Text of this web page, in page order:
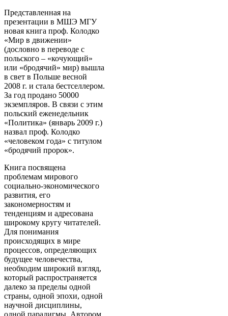
Представленная на
презентации в МШЭ МГУ
новая книга проф. Колодко
«Мир в движении»
(дословно в переводе с
польского – «кочующий»
или «бродячий» мир) вышла
в свет в Польше весной
2008 г. и стала бестселлером.
За год продано 50000
экземпляров. В связи с этим
польский еженедельник
«Политика» (январь 2009 г.)
назвал проф. Колодко
«человеком года» с титулом
«бродячий пророк».
Книга посвящена
проблемам мирового
социально-экономического
развития, его
закономерностям и
тенденциям и адресована
широкому кругу читателей.
Для понимания
происходящих в мире
процессов, определяющих
будущее человечества,
необходим широкий взгляд,
который распространяется
далеко за пределы одной
страны, одной эпохи, одной
научной дисциплины,
одной парадигмы. Автором